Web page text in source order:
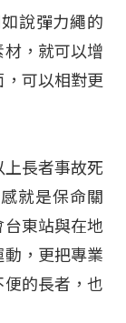
說彈力繩的
，就可以增
可以相對更
長者事故死
就是保命關
東站與在地
，更把專業
的長者，也